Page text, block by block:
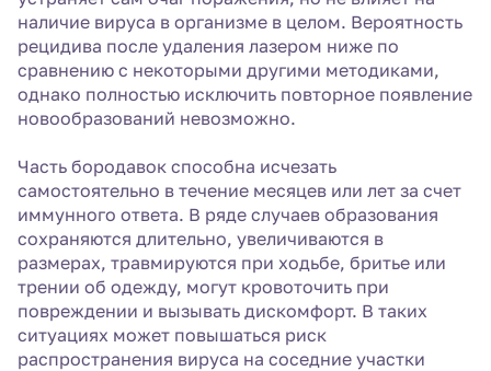
наличие вируса в организме в целом. Вероятность
рецидива после удаления лазером ниже по
сравнению с некоторыми другими методиками,
однако полностью исключить повторное появление
новообразований невозможно.
Часть бородавок способна исчезать
самостоятельно в течение месяцев или лет за счет
иммунного ответа. В ряде случаев образования
сохраняются длительно, увеличиваются в
размерах, травмируются при ходьбе, бритье или
трении об одежду, могут кровоточить при
повреждении и вызывать дискомфорт. В таких
ситуациях может повышаться риск
распространения вируса на соседние участки